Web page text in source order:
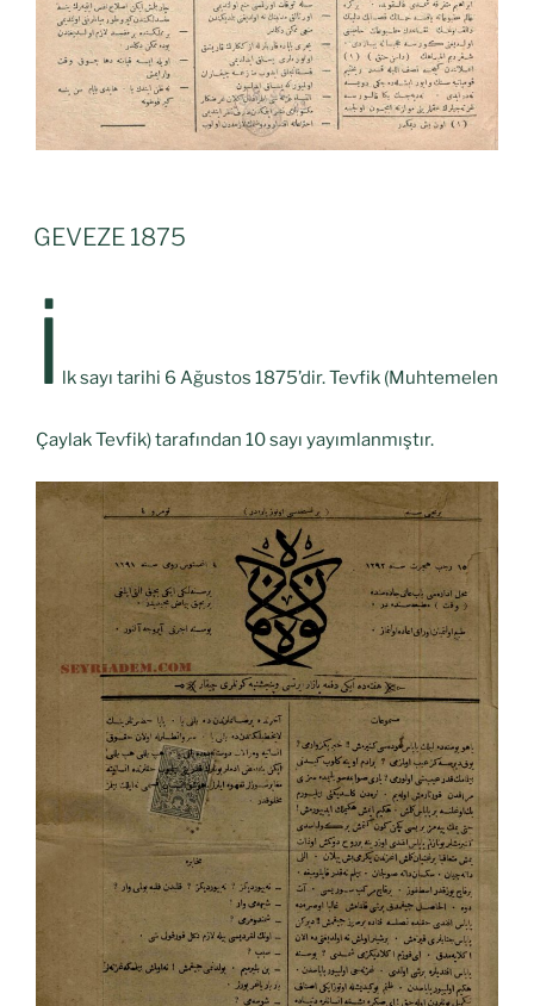
GEVEZE 1875
İ lk sayı tarihi 6 Ağustos 1875’dir. Tevfik (Muhtemelen
Çaylak Tevfik) tarafından 10 sayı yayımlanmıştır.